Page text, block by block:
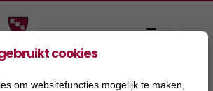
cookies
om websitefuncties mogelijk te maken,